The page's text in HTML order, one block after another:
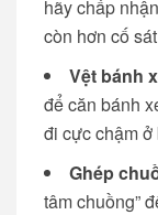
hãy chấp
còn hơn cố
Vệt bánh
để căn bánh
đi cực chậm ở
Ghép
tâm chuồng”